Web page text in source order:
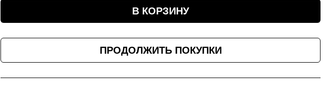
В КОРЗИНУ
ПРОДОЛЖИТЬ ПОКУПКИ